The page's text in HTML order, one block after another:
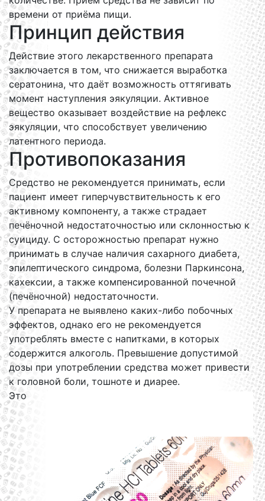
времени от приёма пищи.
Принцип действия
Действие этого лекарственного препарата
заключается в том, что снижается выработка
сератонина, что даёт возможность оттягивать
момент наступления эякуляции. Активное
вещество оказывает воздействие на рефлекс
эякуляции, что способствует увеличению
латентного периода.
Противопоказания
Средство не рекомендуется принимать, если
пациент имеет гиперчувствительность к его
активному компоненту, а также страдает
печёночной недостаточностью или склонностью к
суициду. С осторожностью препарат нужно
принимать в случае наличия сахарного диабета,
эпилептического синдрома, болезни Паркинсона,
кахексии, а также компенсированной почечной
(печёночной) недостаточности.
У препарата не выявлено каких-либо побочных
эффектов, однако его не рекомендуется
употреблять вместе с напитками, в которых
содержится алкоголь. Превышение допустимой
дозы при употреблении средства может привести
к головной боли, тошноте и диарее.
Это